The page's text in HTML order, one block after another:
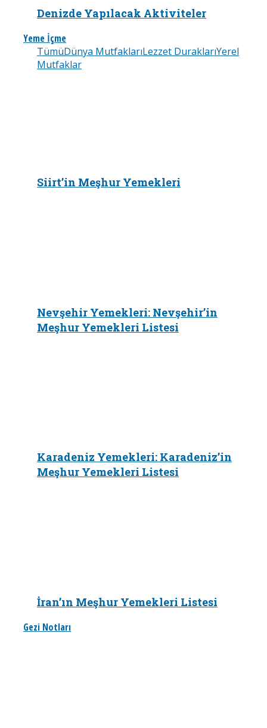
Denizde Yapılacak Aktiviteler
Yeme İçme
TümüDünya MutfaklarıLezzet DuraklarıYerel
Mutfaklar
Siirt’in Meşhur Yemekleri
Nevşehir Yemekleri: Nevşehir’in
Meşhur Yemekleri Listesi
Karadeniz Yemekleri: Karadeniz’in
Meşhur Yemekleri Listesi
İran’ın Meşhur Yemekleri Listesi
Gezi Notları